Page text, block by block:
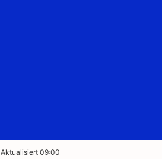
Aktualisiert 09:00